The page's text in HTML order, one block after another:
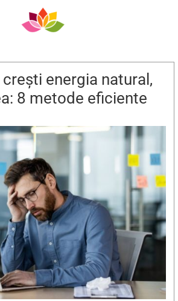
energia natural,
8 metode eficiente